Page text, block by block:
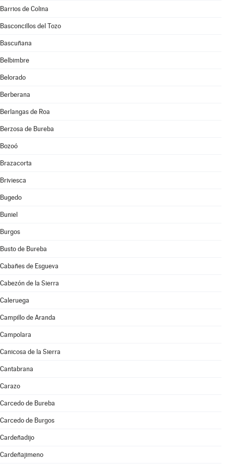
Barrios de Colina
Basconcillos del Tozo
Bascuñana
Belbimbre
Belorado
Berberana
Berlangas de Roa
Berzosa de Bureba
Bozoó
Brazacorta
Briviesca
Bugedo
Buniel
Burgos
Busto de Bureba
Cabañes de Esgueva
Cabezón de la Sierra
Caleruega
Campillo de Aranda
Campolara
Canicosa de la Sierra
Cantabrana
Carazo
Carcedo de Bureba
Carcedo de Burgos
Cardeñadijo
Cardeñajimeno